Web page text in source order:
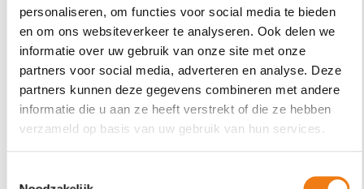
personaliseren, om functies voor social media te bieden
en om ons websiteverkeer te analyseren. Ook delen we
informatie over uw gebruik van onze site met onze
partners voor social media, adverteren en analyse. Deze
partners kunnen deze gegevens combineren met andere
informatie die u aan ze heeft verstrekt of die ze hebben
verzameld op basis van uw gebruik van hun services.
Zorg-/Plusklas